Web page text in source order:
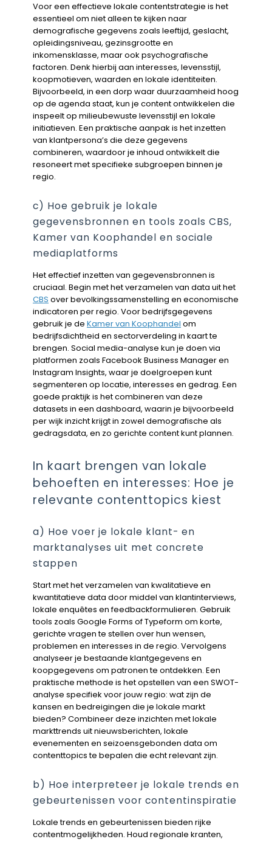
Voor een effectieve lokale contentstrategie is het
essentieel om niet alleen te kijken naar
demografische gegevens zoals leeftijd, geslacht,
opleidingsniveau, gezinsgrootte en
inkomensklasse, maar ook psychografische
factoren. Denk hierbij aan interesses, levensstijl,
koopmotieven, waarden en lokale identiteiten.
Bijvoorbeeld, in een dorp waar duurzaamheid hoog
op de agenda staat, kun je content ontwikkelen die
inspeelt op milieubewuste levensstijl en lokale
initiatieven. Een praktische aanpak is het inzetten
van klantpersona’s die deze gegevens
combineren, waardoor je inhoud ontwikkelt die
resoneert met specifieke subgroepen binnen je
regio.
c) Hoe gebruik je lokale
gegevensbronnen en tools zoals CBS,
Kamer van Koophandel en sociale
mediaplatforms
Het effectief inzetten van gegevensbronnen is
cruciaal. Begin met het verzamelen van data uit het
CBS over bevolkingssamenstelling en economische
indicatoren per regio. Voor bedrijfsgegevens
gebruik je de Kamer van Koophandel om
bedrijfsdichtheid en sectorverdeling in kaart te
brengen. Social media-analyse kun je doen via
platformen zoals Facebook Business Manager en
Instagram Insights, waar je doelgroepen kunt
segmenteren op locatie, interesses en gedrag. Een
goede praktijk is het combineren van deze
datasets in een dashboard, waarin je bijvoorbeeld
per wijk inzicht krijgt in zowel demografische als
gedragsdata, en zo gerichte content kunt plannen.
In kaart brengen van lokale
behoeften en interesses: Hoe je
relevante contenttopics kiest
a) Hoe voer je lokale klant- en
marktanalyses uit met concrete
stappen
Start met het verzamelen van kwalitatieve en
kwantitatieve data door middel van klantinterviews,
lokale enquêtes en feedbackformulieren. Gebruik
tools zoals Google Forms of Typeform om korte,
gerichte vragen te stellen over hun wensen,
problemen en interesses in de regio. Vervolgens
analyseer je bestaande klantgegevens en
koopgegevens om patronen te ontdekken. Een
praktische methode is het opstellen van een SWOT-
analyse specifiek voor jouw regio: wat zijn de
kansen en bedreigingen die je lokale markt
bieden? Combineer deze inzichten met lokale
markttrends uit nieuwsberichten, lokale
evenementen en seizoensgebonden data om
contenttopics te bepalen die echt relevant zijn.
b) Hoe interpreteer je lokale trends en
gebeurtenissen voor contentinspiratie
Lokale trends en gebeurtenissen bieden rijke
contentmogelijkheden. Houd regionale kranten,